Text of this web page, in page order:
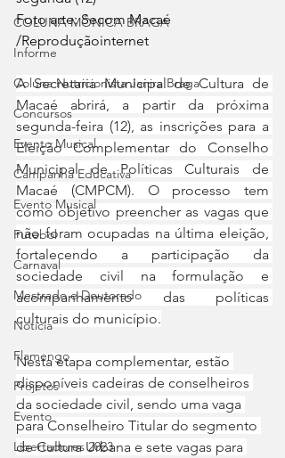
COLUNA MÔNICA BRAGA
Informe
Coluna Nutricionista Janira Braga
Concursos
Evento Musical
Campanha Educativa
Evento Musical
Futebol
Carnaval
Mestrado e Doutorado
Notícia
Flamengo
Projetos
Evento
Libertadores 2023
Foto arte: Secom Macaé
/Reproduçãointernet
A Secretaria Municipal de Cultura de
Macaé abrirá, a partir da próxima
segunda-feira (12), as inscrições para a
Eleição Complementar do Conselho
Municipal de Políticas Culturais de
Macaé (CMPCM). O processo tem
como objetivo preencher as vagas que
não foram ocupadas na última eleição,
fortalecendo a participação da
sociedade civil na formulação e
acompanhamento das políticas
culturais do município.
Nesta etapa complementar, estão
disponíveis cadeiras de conselheiros
da sociedade civil, sendo uma vaga
para Conselheiro Titular do segmento
de Cultura Urbana e sete vagas para